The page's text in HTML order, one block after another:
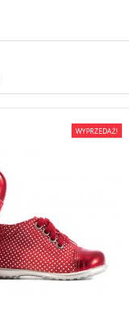
WYPRZEDAŻ!